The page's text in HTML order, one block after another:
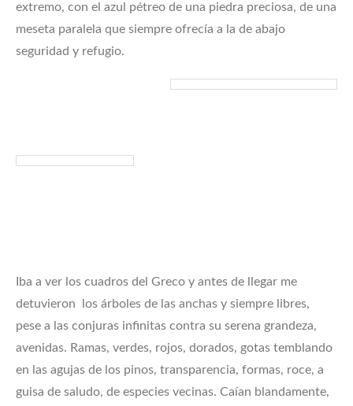
extremo, con el azul pétreo de una piedra preciosa, de una
meseta paralela que siempre ofrecía a la de abajo
seguridad y refugio.
Iba a ver los cuadros del Greco y antes de llegar me
detuvieron los árboles de las anchas y siempre libres,
pese a las conjuras infinitas contra su serena grandeza,
avenidas. Ramas, verdes, rojos, dorados, gotas temblando
en las agujas de los pinos, transparencia, formas, roce, a
guisa de saludo, de especies vecinas. Caían blandamente,